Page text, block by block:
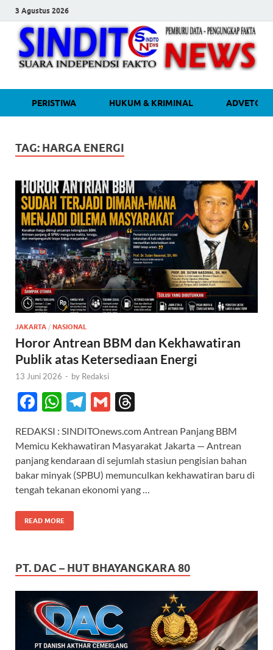
3 Agustus 2026
Media Independen Faktual dan
Terpercaya
PERISTIWA HUKUM & KRIMINAL
TAG: HARGA ENERGI
JAKARTA / NASIONAL
Horor Antrean BBM dan Kekhawatiran
Publik atas Ketersediaan Energi
13 Juni 2026 - by Redaksi
F
e
b
o
o
k
W
at
s
A
p
p
T
e
gr
a
m
G
ail e
a
ds
REDAKSI : SINDITOnews.com Antrean Panjang BBM
Memicu Kekhawatiran Masyarakat Jakarta — Antrean
panjang kendaraan di sejumlah stasiun pengisian bahan
bakar minyak (SPBU) memunculkan kekhawatiran baru di
tengah tekanan ekonomi yang …
READ MORE
PT. DAC – HUT BHAYANGKARA 80